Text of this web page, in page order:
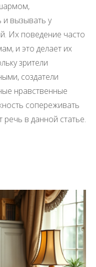
вызывать у
Их поведение часто
и это делает их
зрители
создатели
нравственные
сопереживать
в данной статье.